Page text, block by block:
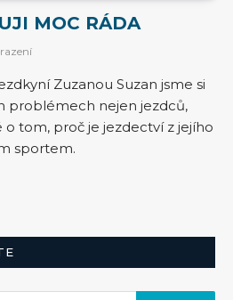
MOC RÁDA
Zuzanou Suzan jsme si
problémech nejen jezdců,
tom, proč je jezdectví z jejího
sportem.